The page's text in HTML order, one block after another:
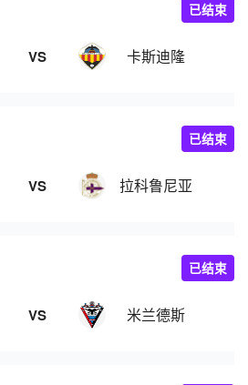
VS 卡斯迪隆
已结束
VS 拉科鲁尼亚
已结束
VS 米兰德斯
已结束